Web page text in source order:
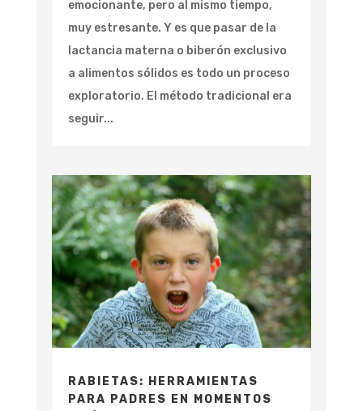
emocionante, pero al mismo tiempo,
muy estresante. Y es que pasar de la
lactancia materna o biberón exclusivo
a alimentos sólidos es todo un proceso
exploratorio. El método tradicional era
seguir...
RABIETAS: HERRAMIENTAS
PARA PADRES EN MOMENTOS